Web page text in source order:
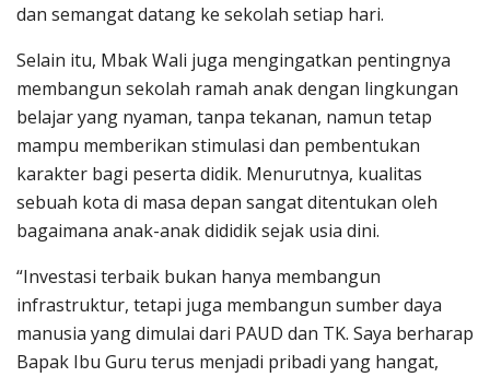
dan semangat datang ke sekolah setiap hari.
Selain itu, Mbak Wali juga mengingatkan pentingnya
membangun sekolah ramah anak dengan lingkungan
belajar yang nyaman, tanpa tekanan, namun tetap
mampu memberikan stimulasi dan pembentukan
karakter bagi peserta didik. Menurutnya, kualitas
sebuah kota di masa depan sangat ditentukan oleh
bagaimana anak-anak dididik sejak usia dini.
“Investasi terbaik bukan hanya membangun
infrastruktur, tetapi juga membangun sumber daya
manusia yang dimulai dari PAUD dan TK. Saya berharap
Bapak Ibu Guru terus menjadi pribadi yang hangat,